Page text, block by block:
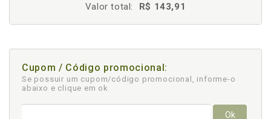
Valor total: R$ 143,91
Cupom / Código promocional:
Se possuir um cupom/código promocional, informe-o
abaixo e clique em ok
Ok